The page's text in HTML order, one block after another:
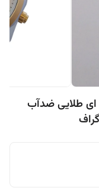
ای طلایی ضدآب